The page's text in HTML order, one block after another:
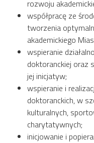
rozwoju
współpracę ze
tworzenia
akademickiego
wspieranie
doktoranckiej oraz
jej inicjatyw;
wspieranie i
doktoranckich, w
kulturalnych,
charytatywnych;
inicjowanie i